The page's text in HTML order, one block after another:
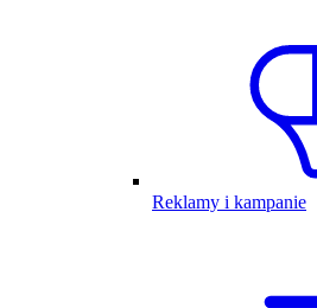
Reklamy i kampanie